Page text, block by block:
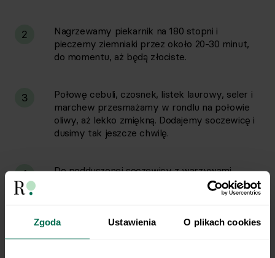
Zgoda Ustawienia O plikach cookies
2
Nagrzewamy piekarnik na 180 stopni i
pieczemy ziemniaki przez około 20-30 minut,
do momentu, aż będą złociste.
3
Połowę cebuli, czosnek, listek laurowy, seler i
marchew przesmażamy w rondlu na połowie
oliwy, aż lekko zmiękną. Dodajemy soczewicę i
dusimy tak jeszcze chwilę.
4
Do podduszonej soczewicy z warzywami,
dodajemy pomidory w puszce wraz z odrobiną